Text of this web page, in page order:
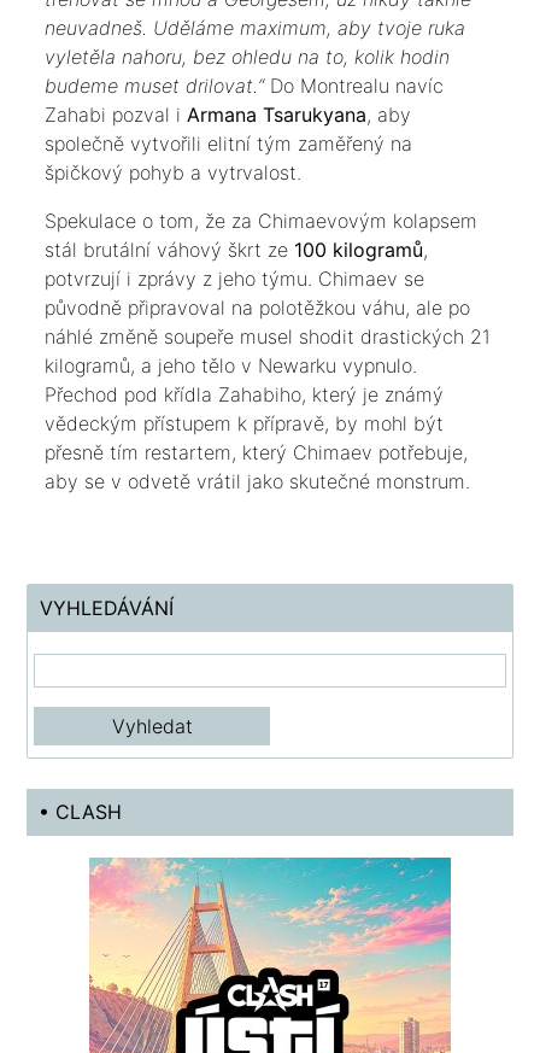
neuvadneš. Uděláme maximum, aby tvoje ruka
vyletěla nahoru, bez ohledu na to, kolik hodin
budeme muset drilovat.“Do Montrealu navíc
Zahabi pozval iArmana Tsarukyana, aby
společně vytvořili elitní tým zaměřený na
špičkový pohyb a vytrvalost.
​Spekulace o tom, že za Chimaevovým kolapsem
stál brutální váhový škrt ze 100 kilogramů,
potvrzují i zprávy z jeho týmu. Chimaev se
původně připravoval na polotěžkou váhu, ale po
náhlé změně soupeře musel shodit drastických 21
kilogramů, a jeho tělo v Newarku vypnulo.
Přechod pod křídla Zahabiho, který je známý
vědeckým přístupem k přípravě, by mohl být
přesně tím restartem, který Chimaev potřebuje,
aby se v odvetě vrátil jako skutečné monstrum.
VYHLEDÁVÁNÍ
• CLASH